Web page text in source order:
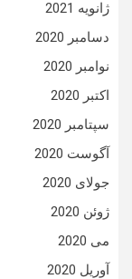
ژانویه 2021
دسامبر 2020
نوامبر 2020
اکتبر 2020
سپتامبر 2020
آگوست 2020
جولای 2020
ژوئن 2020
می 2020
آوریل 2020